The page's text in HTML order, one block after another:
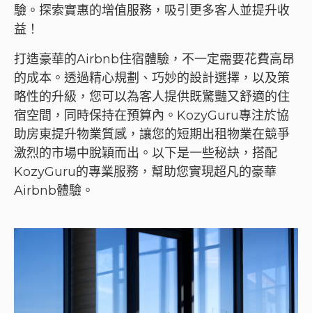
驗。探索實惠的增值服務，吸引更多客人並提升收
益！
打造豪華的Airbnb住宿體驗，不一定需要花費高昂
的成本。透過精心規劃、巧妙的設計選擇，以及策
略性的升級，您可以為客人提供既驚豔又舒適的住
宿空間，同時保持在預算內。KozyGuru專注於協
助房東提升物業質感，讓您的短期出租物業在競爭
激烈的市場中脫穎而出。以下是一些秘訣，搭配
KozyGuru的專業服務，幫助您實現超凡的豪華
Airbnb體驗。